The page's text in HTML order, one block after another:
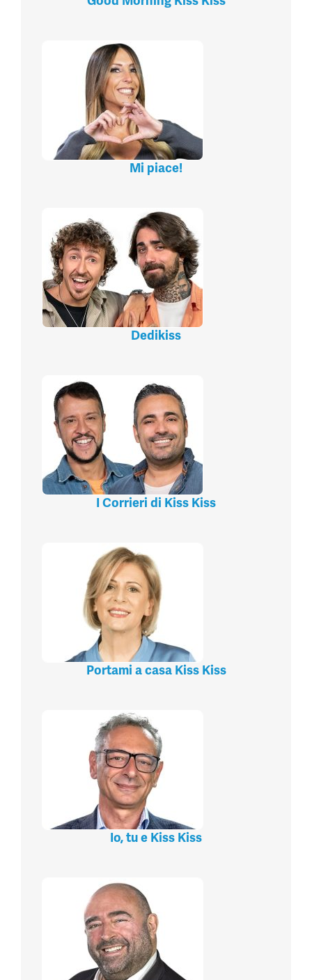
Mi piace!
Dedikiss
I Corrieri di Kiss Kiss
Portami a casa Kiss Kiss
Io, tu e Kiss Kiss